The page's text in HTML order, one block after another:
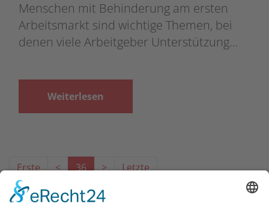
Menschen mit Behinderung am ersten
Arbeitsmarkt sind wichtige Themen, bei
denen viele Arbeitgeber Unterstützung…
Weiterlesen
Erste < 36 > Letzte